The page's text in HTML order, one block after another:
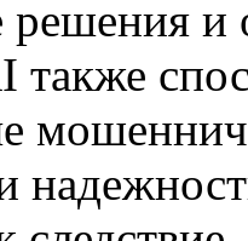
и
также